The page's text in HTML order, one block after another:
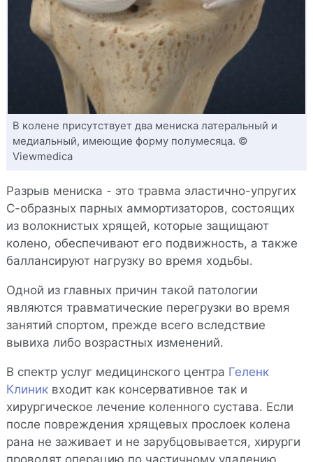
В колене присутствует два мениска латеральный и
медиальный, имеющие форму полумесяца. ©
Viewmedica
Разрыв мениска - это травма эластично-упругих
С-образных парных аммортизаторов, состоящих
из волокнистых хрящей, которые защищают
колено, обеспечивают его подвижность, а также
баллансируют нагрузку во время ходьбы.
Одной из главных причин такой патологии
являются травматические перегрузки во время
занятий спортом, прежде всего вследствие
вывиха либо возрастных изменений.
В спектр услуг медицинского центра Геленк
Клиниквходит как консервативное так и
хирургическое лечение коленного сустава. Если
после повреждения хрящевых прослоек колена
рана не заживает и не зарубцовывается, хирурги